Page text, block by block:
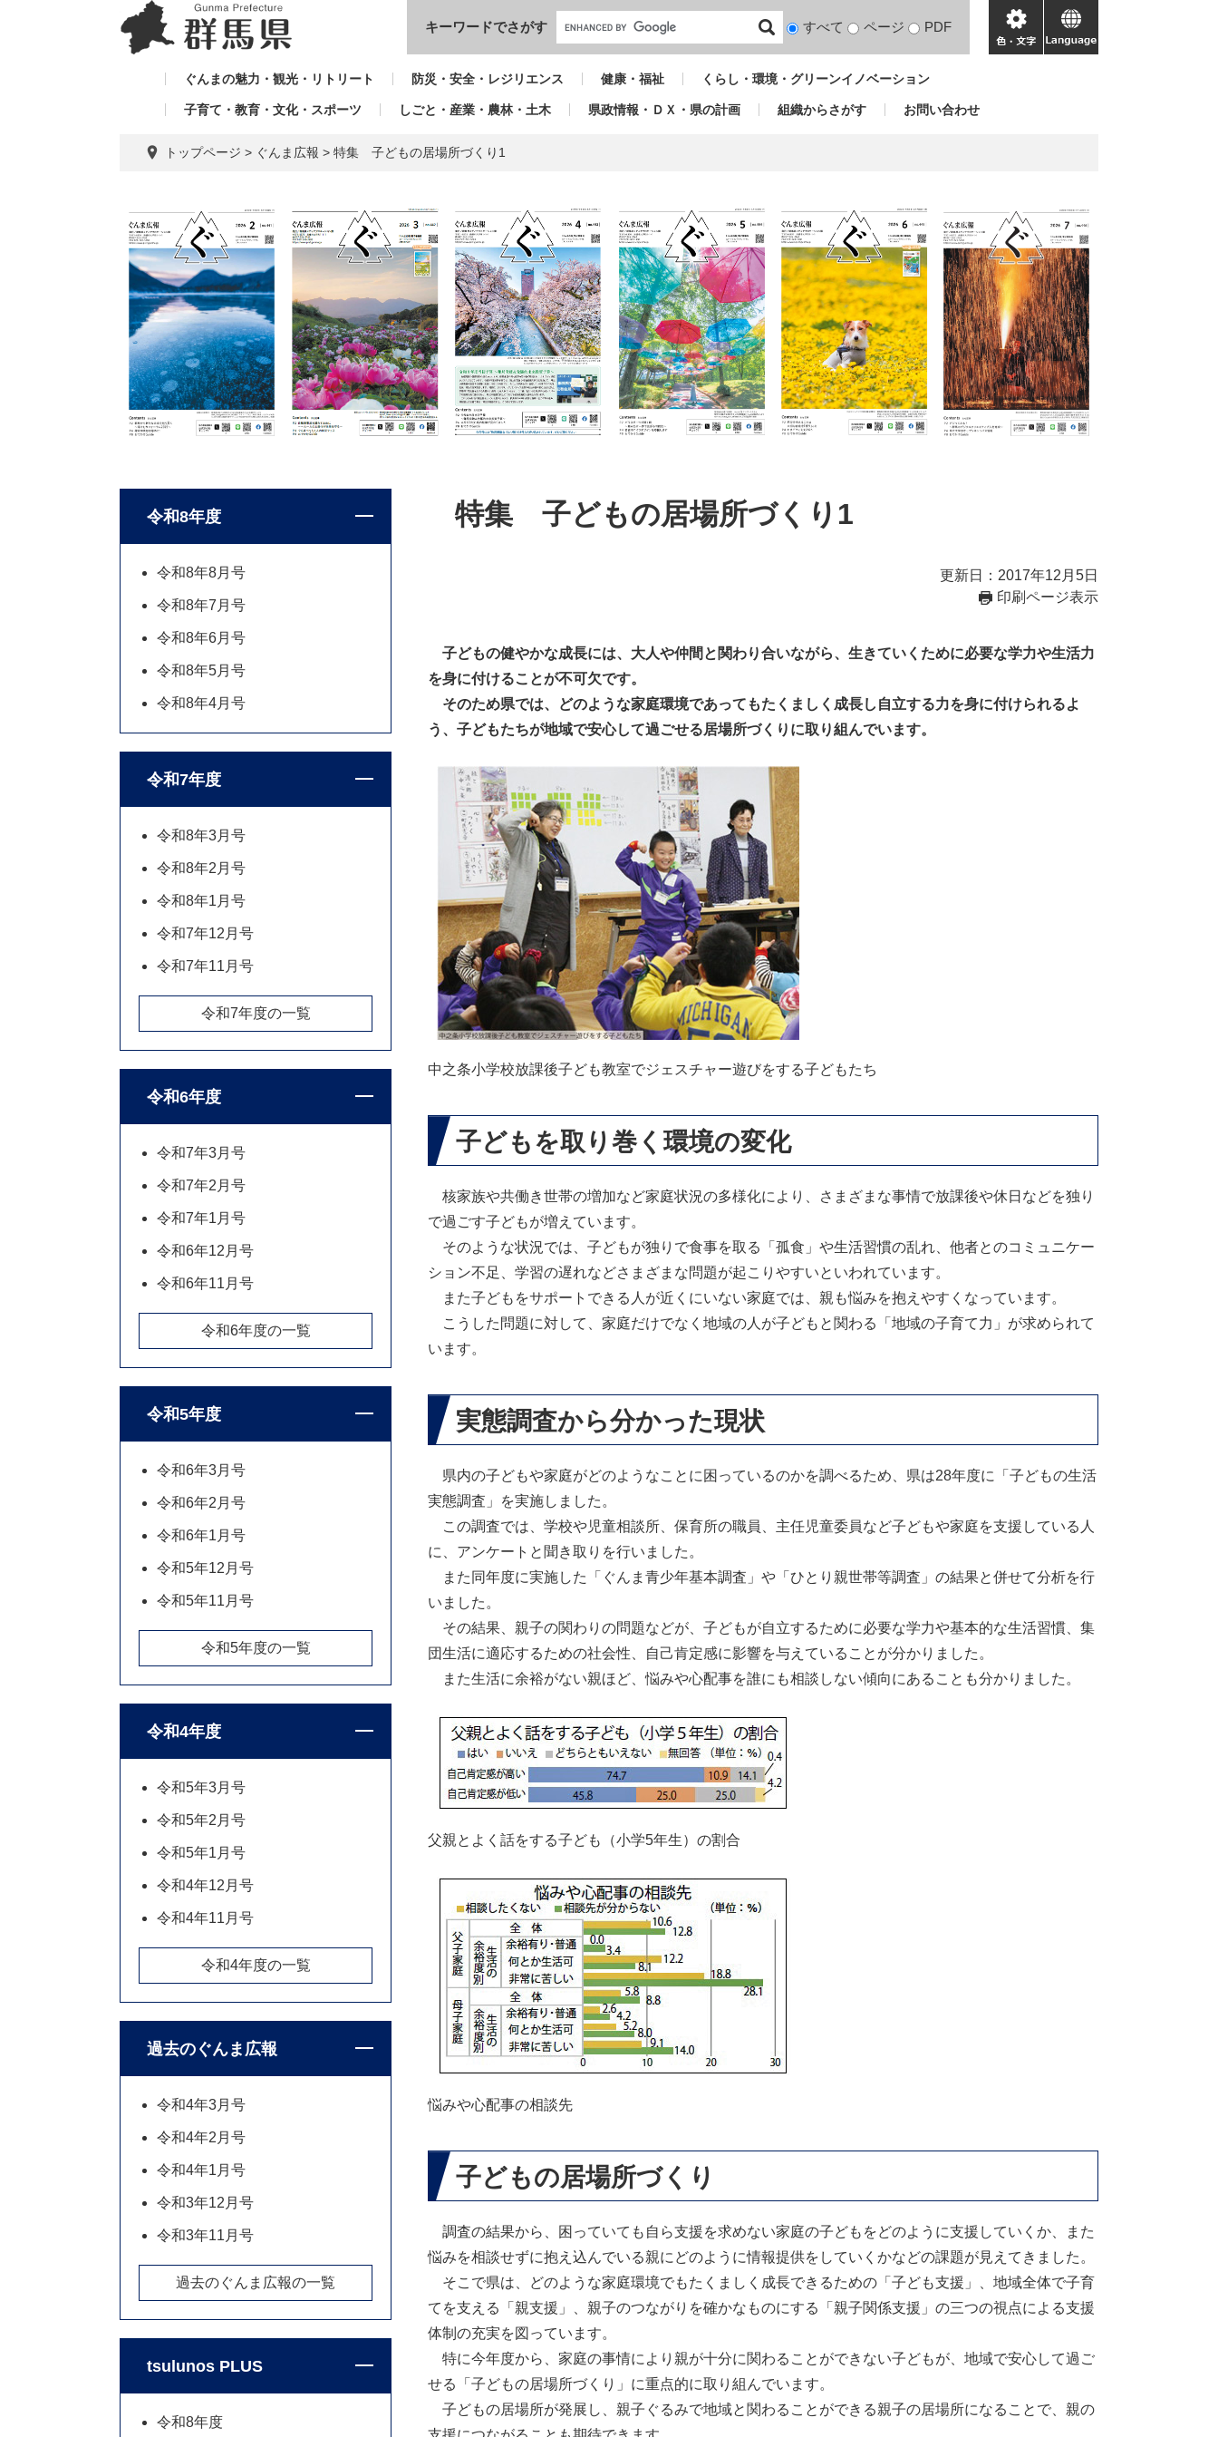
本文へ
キーワードでさがす
検
対
すべて ページ PDF
色・
文
language
ぐんまの魅力・観光・リトリート 防災・安全・レジリエンス 健康・福祉 くらし・環境・グリーンイノベーション
子育て・教育・文化・スポーツ しごと・産業・農林・土木 県政情報・ＤＸ・県の計画 組織からさがす お問い合わせ
トップページ > ぐんま広報 > 特集 子どもの居場所づくり1
特集 子どもの居場所づくり1
更新日：2017年12月5日
印刷ページ表示
子どもの健やかな成長には、大人や仲間と関わり合いながら、生きていくために必要な学力や生活力
を身に付けることが不可欠です。
そのため県では、どのような家庭環境であってもたくましく成長し自立する力を身に付けられるよ
う、子どもたちが地域で安心して過ごせる居場所づくりに取り組んでいます。
中之条小学校放課後子ども教室でジェスチャー遊びをする子どもたち
子どもを取り巻く環境の変化
核家族や共働き世帯の増加など家庭状況の多様化により、さまざまな事情で放課後や休日などを独り
で過ごす子どもが増えています。
そのような状況では、子どもが独りで食事を取る「孤食」や生活習慣の乱れ、他者とのコミュニケー
ション不足、学習の遅れなどさまざまな問題が起こりやすいといわれています。
また子どもをサポートできる人が近くにいない家庭では、親も悩みを抱えやすくなっています。
こうした問題に対して、家庭だけでなく地域の人が子どもと関わる「地域の子育て力」が求められて
います。
実態調査から分かった現状
県内の子どもや家庭がどのようなことに困っているのかを調べるため、県は28年度に「子どもの生活
実態調査」を実施しました。
この調査では、学校や児童相談所、保育所の職員、主任児童委員など子どもや家庭を支援している人
に、アンケートと聞き取りを行いました。
また同年度に実施した「ぐんま青少年基本調査」や「ひとり親世帯等調査」の結果と併せて分析を行
いました。
その結果、親子の関わりの問題などが、子どもが自立するために必要な学力や基本的な生活習慣、集
団生活に適応するための社会性、自己肯定感に影響を与えていることが分かりました。
また生活に余裕がない親ほど、悩みや心配事を誰にも相談しない傾向にあることも分かりました。
父親とよく話をする子ども（小学5年生）の割合
悩みや心配事の相談先
子どもの居場所づくり
調査の結果から、困っていても自ら支援を求めない家庭の子どもをどのように支援していくか、また
悩みを相談せずに抱え込んでいる親にどのように情報提供をしていくかなどの課題が見えてきました。
そこで県は、どのような家庭環境でもたくましく成長できるための「子ども支援」、地域全体で子育
てを支える「親支援」、親子のつながりを確かなものにする「親子関係支援」の三つの視点による支援
体制の充実を図っています。
特に今年度から、家庭の事情により親が十分に関わることができない子どもが、地域で安心して過ご
せる「子どもの居場所づくり」に重点的に取り組んでいます。
子どもの居場所が発展し、親子ぐるみで地域と関わることができる親子の居場所になることで、親の
令和8年度
令和8年8月号
令和8年7月号
令和8年6月号
令和8年5月号
令和8年4月号
令和7年度
令和8年3月号
令和8年2月号
令和8年1月号
令和7年12月号
令和7年11月号
令和7年度の一覧
令和6年度
令和7年3月号
令和7年2月号
令和7年1月号
令和6年12月号
令和6年11月号
令和6年度の一覧
令和5年度
令和6年3月号
令和6年2月号
令和6年1月号
令和5年12月号
令和5年11月号
令和5年度の一覧
令和4年度
令和5年3月号
令和5年2月号
令和5年1月号
令和4年12月号
令和4年11月号
令和4年度の一覧
過去のぐんま広報
令和4年3月号
令和4年2月号
令和4年1月号
令和3年12月号
令和3年11月号
過去のぐんま広報の一覧
tsulunos PLUS
令和8年度